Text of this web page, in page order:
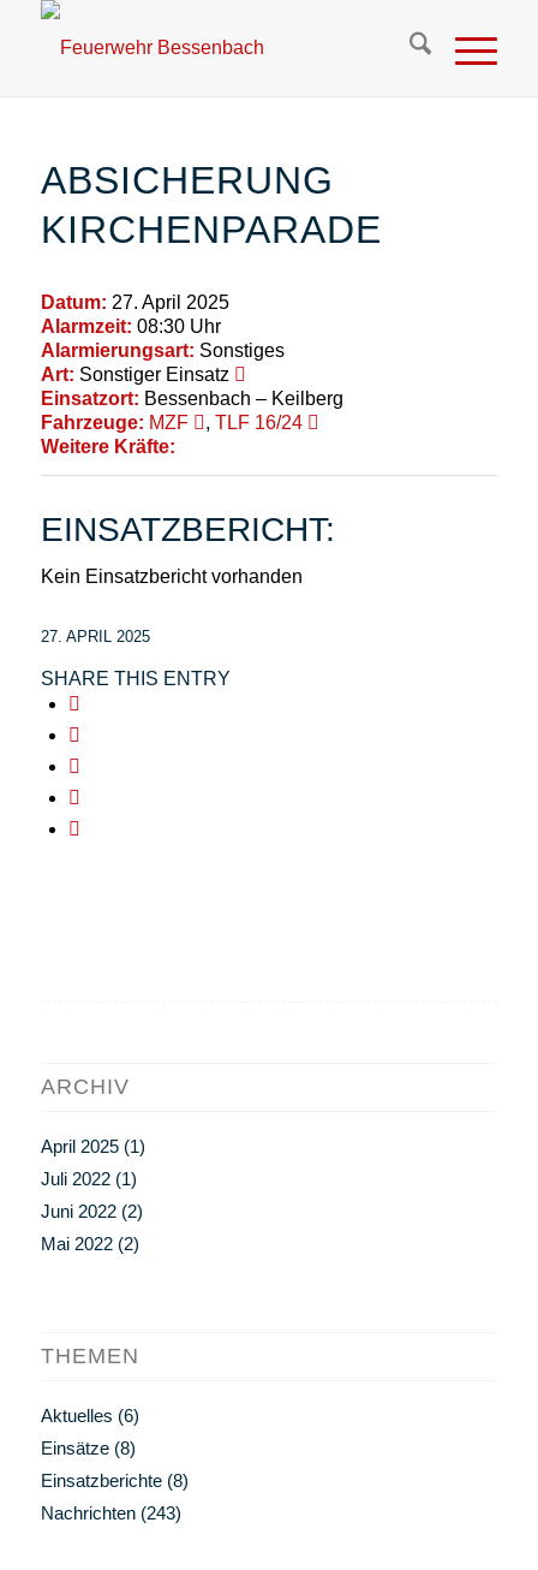
ABSICHERUNG
KIRCHENPARADE
Datum: 27. April 2025
Alarmzeit: 08:30 Uhr
Alarmierungsart: Sonstiges
Art: Sonstiger Einsatz
Einsatzort: Bessenbach – Keilberg
Fahrzeuge: MZF , TLF 16/24
Weitere Kräfte:
EINSATZBERICHT:
Kein Einsatzbericht vorhanden
27. APRIL 2025
SHARE THIS ENTRY
ARCHIV
April 2025(1)
Juli 2022(1)
Juni 2022(2)
Mai 2022(2)
THEMEN
Aktuelles (6)
Einsätze(8)
Einsatzberichte(8)
Nachrichten(243)